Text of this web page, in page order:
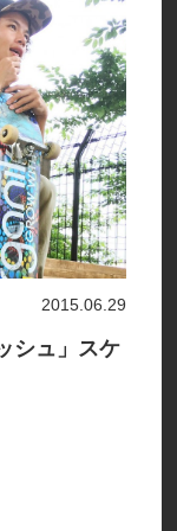
シュ」スケ
2015.06.29